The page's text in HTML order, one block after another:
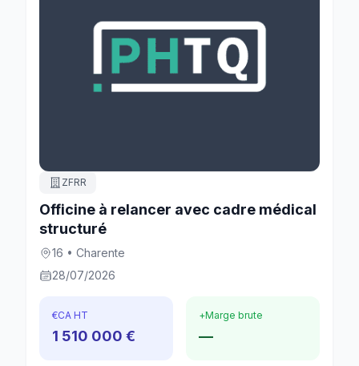
ZFRR
Officine à relancer avec cadre médical
structuré
16 • Charente
28/07/2026
€CA HT
1 510 000 €
+Marge brute
—